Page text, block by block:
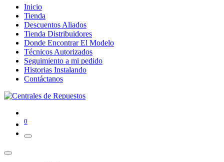
Inicio
Tienda
Descuentos Aliados
Tienda Distribuidores
Donde Encontrar El Modelo
Técnicos Autorizados
Seguimiento a mi pedido
Historias Instalando
Contáctanos
0